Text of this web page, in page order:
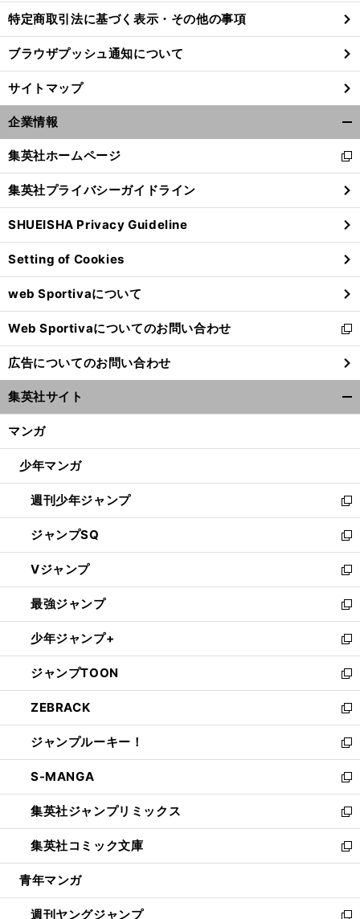
特定商取引法に基づく表示・その他の事項
ブラウザプッシュ通知について
サイトマップ
企業情報
閉
る
集英社ホームページ
新
し
い
ウ
ィ
ン
ド
ウ
で
開
く
集英社プライバシーガイドライン
SHUEISHA Privacy Guideline
Setting of Cookies
web Sportivaについて
Web Sportivaについてのお問い合わせ
新
し
い
ウ
ィ
ン
ウ
開
く
広告についてのお問い合わせ
集英社サイト
マンガ
少年マンガ
週刊少年ジャンプ
新
し
い
ウ
ィ
ン
ド
ウ
で
開
く
ジャンプSQ
新
し
い
ウ
ィ
ン
ド
ウ
で
開
く
Vジャンプ
新
し
い
ウ
ィ
ン
ド
ウ
で
開
く
最強ジャンプ
新
し
い
ウ
ィ
ン
ド
ウ
で
開
く
少年ジャンプ+
新
し
い
ウ
ィ
ン
ド
ウ
で
開
く
ジャンプTOON
新
し
い
ウ
ィ
ン
ド
ウ
で
開
く
ZEBRACK
新
し
い
ウ
ィ
ン
ド
ウ
で
開
ジャンプルーキー！
新
し
い
ウ
ィ
ン
ド
ウ
開
く
S-MANGA
新
し
い
ウ
ィ
ン
ウ
で
集英社ジャンプリミックス
新
し
い
ウ
ン
ド
集英社コミック文庫
新
し
ウ
青年マンガ
週刊ヤングジャンプ